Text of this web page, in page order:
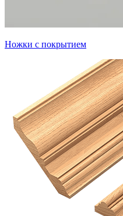
Ножки с покрытием